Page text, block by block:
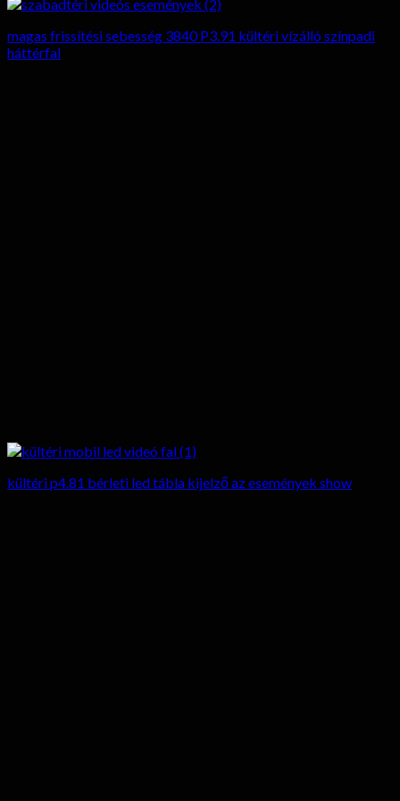
magas frissítési sebesség 3840 P3.91 kültéri vízálló színpadi
háttérfal
kültéri p4.81 bérleti led tábla kijelző az események show